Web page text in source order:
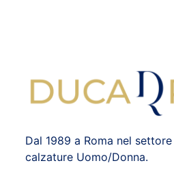
Dal 1989 a Roma nel
calzature Uomo/Donna.